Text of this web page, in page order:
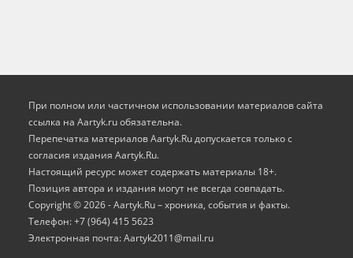
При полном или частичном использовании материалов сайта
ссылка на Aartyk.ru oбязательна.
Перепечатка материалов Aartyk.Ru допускается только с
согласия издания Aartyk.Ru.
Настоящий ресурс может содержать материалы 18+.
Позиция автора и издания могут не всегда совпадать.
Copyright © 2026 - Aartyk.Ru – хроника, события и факты.
Телефон: +7 (964) 415 5623
Электронная почта: Aartyk2011@mail.ru